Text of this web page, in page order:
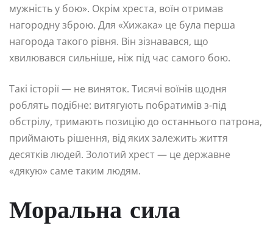
мужність у бою». Окрім хреста, воїн отримав
нагородну зброю. Для «Хижака» це була перша
нагорода такого рівня. Він зізнавався, що
хвилювався сильніше, ніж під час самого бою.
Такі історії — не виняток. Тисячі воїнів щодня
роблять подібне: витягують побратимів з-під
обстрілу, тримають позицію до останнього патрона,
приймають рішення, від яких залежить життя
десятків людей. Золотий хрест — це державне
«дякую» саме таким людям.
Моральна сила